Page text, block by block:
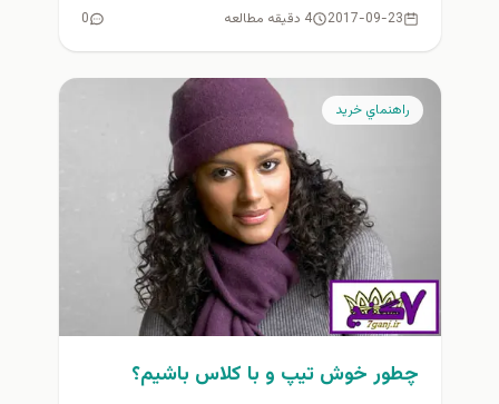
2017-09-23 4 دقیقه مطالعه 0
راهنماي خريد
چطور خوش تیپ و با کلاس باشیم؟